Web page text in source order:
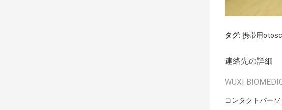
タグ: 携帯用
連絡先の詳細
WUXI
コンタクトパーソ